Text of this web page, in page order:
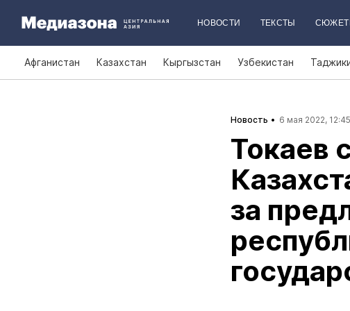
НОВОСТИ ТЕКСТЫ
Афганистан Казахстан Кыргызстан Узбекистан
Новость 6 мая 2022, 12:45
Токаев
за